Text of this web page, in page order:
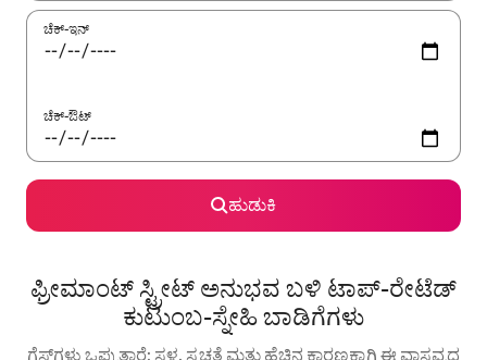
ಚೆಕ್-ಇನ್
ಚೆಕ್-ಔಟ್
ಹುಡುಕಿ
ಫ್ರೀಮಾಂಟ್ ಸ್ಟ್ರೀಟ್ ಅನುಭವ ಬಳಿ ಟಾಪ್-ರೇಟೆಡ್
ಕುಟುಂಬ-ಸ್ನೇಹಿ ಬಾಡಿಗೆಗಳು
ಗೆಸ್ಟ್‌ಗಳು ಒಪ್ಪುತ್ತಾರೆ: ಸ್ಥಳ, ಸ್ವಚ್ಛತೆ ಮತ್ತು ಹೆಚ್ಚಿನ ಕಾರಣಕ್ಕಾಗಿ ಈ ವಾಸ್ತವ್ಯದ